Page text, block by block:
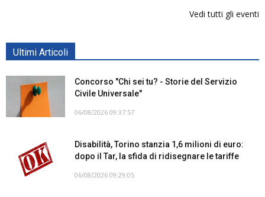
Vedi tutti gli eventi
Ultimi Articoli
Concorso "Chi sei tu? - Storie del Servizio
Civile Universale"
06/08/2026 09:37:57
Disabilità, Torino stanzia 1,6 milioni di euro:
dopo il Tar, la sfida di ridisegnare le tariffe
06/08/2026 09:29:05